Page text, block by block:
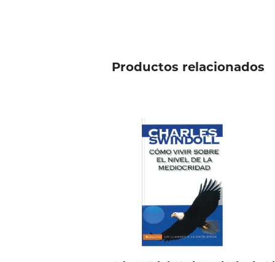
Productos relacionados